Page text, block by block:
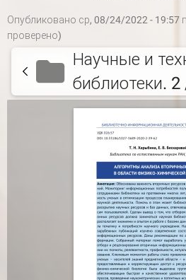
Опубликовано ср, 08/24/2022 - 19:57
проверено)
Научные и
библиотеки.